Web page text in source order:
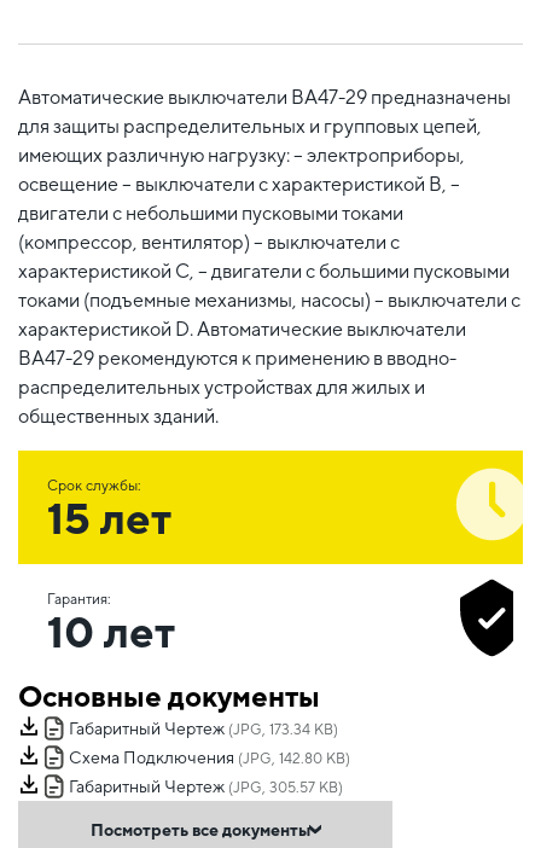
Автоматические выключатели ВА47-29 предназначены
для защиты распределительных и групповых цепей,
имеющих различную нагрузку: – электроприборы,
освещение – выключатели с характеристикой В, –
двигатели с небольшими пусковыми токами
(компрессор, вентилятор) – выключатели с
характеристикой C, – двигатели с большими пусковыми
токами (подъемные механизмы, насосы) – выключатели с
характеристикой D. Автоматические выключатели
ВА47-29 рекомендуются к применению в вводно-
распределительных устройствах для жилых и
общественных зданий.
Срок службы:
15 лет
Гарантия:
10 лет
Основные документы
Габаритный Чертеж (JPG, 173.34 KB)
Схема Подключения (JPG, 142.80 KB)
Габаритный Чертеж (JPG, 305.57 KB)
Посмотреть все документы